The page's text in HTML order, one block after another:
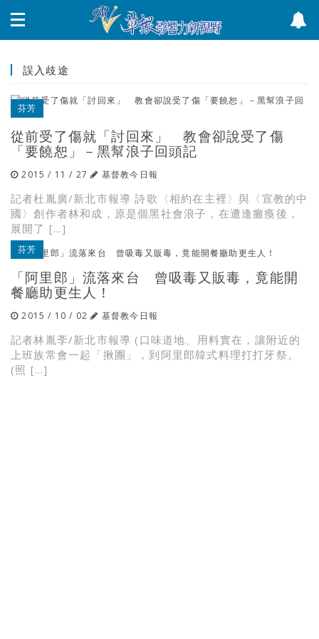
誤入歧途
芬芳
從前受了傷就「討回來」 教會卻說受了傷
「要饒恕」－黑幫浪子回頭記
2015 / 11 / 27 基督教今日報
記者杜胤廣/新北市報導 詩歌〈相約在主裡〉與〈宣教的中
國〉創作者林和成，原是個黑社會浪子，在遭逢癱瘓後，
展開了 […]
芬芳
「阿里郎」流落來台 曾吸毒又販毒，竟能開
餐廳助更生人！
2015 / 10 / 02 基督教今日報
記者林胤斈/新北市報導 (口味道地、用料實在，讓附近的
上班族常會一起「揪團」，到阿里郎韓式料理打打牙祭。
(照 […]